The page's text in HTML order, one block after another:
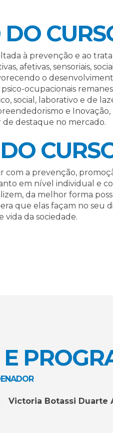
à prevenção e ao
afetivas, sensoriais,
o
ocupacionais
social, laborativo e de
e
destaque no mercado.
com a prevenção,
em nível individual e
da melhor forma
que elas façam no seu
da sociedade.
Victoria Botassi Duarte